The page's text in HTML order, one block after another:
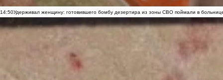
14:50Удерживал женщину: готовившего бомбу дезертира из зоны СВО поймали в